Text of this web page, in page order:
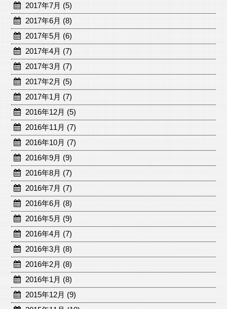
2017年7月 (5)
2017年6月 (8)
2017年5月 (6)
2017年4月 (7)
2017年3月 (7)
2017年2月 (5)
2017年1月 (7)
2016年12月 (5)
2016年11月 (7)
2016年10月 (7)
2016年9月 (9)
2016年8月 (7)
2016年7月 (7)
2016年6月 (8)
2016年5月 (9)
2016年4月 (7)
2016年3月 (8)
2016年2月 (8)
2016年1月 (8)
2015年12月 (9)